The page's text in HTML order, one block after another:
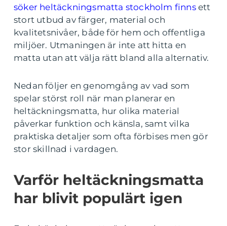
söker heltäckningsmatta stockholm finnsett
stort utbud av färger, material och
kvalitetsnivåer, både för hem och offentliga
miljöer. Utmaningen är inte att hitta en
matta utan att välja rätt bland alla alternativ.
Nedan följer en genomgång av vad som
spelar störst roll när man planerar en
heltäckningsmatta, hur olika material
påverkar funktion och känsla, samt vilka
praktiska detaljer som ofta förbises men gör
stor skillnad i vardagen.
Varför heltäckningsmatta
har blivit populärt igen